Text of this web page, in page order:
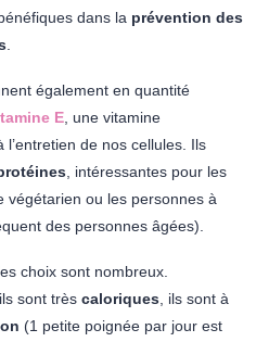
dans la prévention des
également en quantité
E , une vitamine
de nos cellules. Ils
, intéressantes pour les
végétarien ou les personnes à
des personnes âgées).
choix sont nombreux.
sont très caloriques , ils sont à
(1 petite poignée par jour est